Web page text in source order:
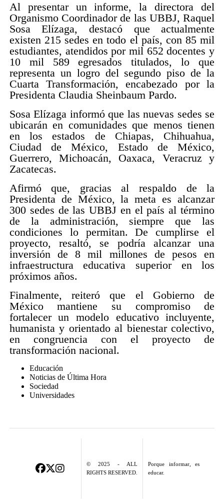
Al presentar un informe, la directora del
Organismo Coordinador de las UBBJ, Raquel
Sosa Elízaga, destacó que actualmente
existen 215 sedes en todo el país, con 85 mil
estudiantes, atendidos por mil 652 docentes y
10 mil 589 egresados titulados, lo que
representa un logro del segundo piso de la
Cuarta Transformación, encabezado por la
Presidenta Claudia Sheinbaum Pardo.
Sosa Elízaga informó que las nuevas sedes se
ubicarán en comunidades que menos tienen
en los estados de Chiapas, Chihuahua,
Ciudad de México, Estado de México,
Guerrero, Michoacán, Oaxaca, Veracruz y
Zacatecas.
Afirmó que, gracias al respaldo de la
Presidenta de México, la meta es alcanzar
300 sedes de las UBBJ en el país al término
de la administración, siempre que las
condiciones lo permitan. De cumplirse el
proyecto, resaltó, se podría alcanzar una
inversión de 8 mil millones de pesos en
infraestructura educativa superior en los
próximos años.
Finalmente, reiteró que el Gobierno de
México mantiene su compromiso de
fortalecer un modelo educativo incluyente,
humanista y orientado al bienestar colectivo,
en congruencia con el proyecto de
transformación nacional.
Educación
Noticias de Última Hora
Sociedad
Universidades
© 2025 - ALL
RIGHTS RESERVED.
Porque informar, es
educar.